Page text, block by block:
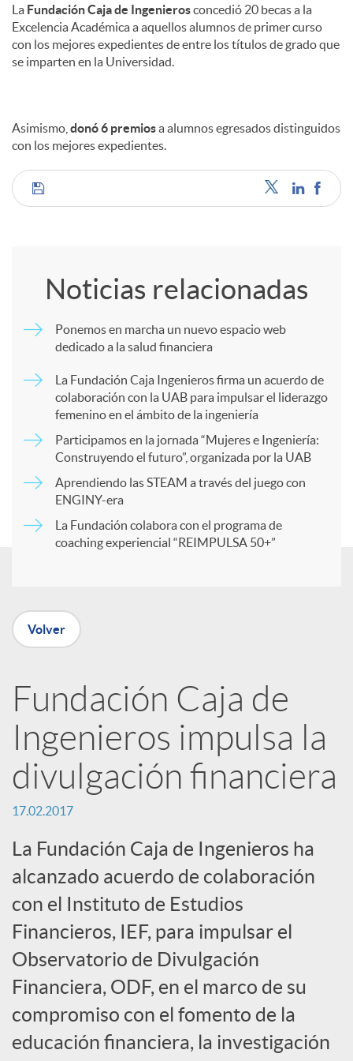
La Fundación Caja de Ingenierosconcedió 20 becas a la
Excelencia Académica a aquellos alumnos de primer curso
con los mejores expedientes de entre los títulos de grado que
se imparten en la Universidad.
Asimismo, donó 6 premiosa alumnos egresados distinguidos
con los mejores expedientes.
C
m
t
r
n
R
e
d
e
s
S
Noticias relacionadas
Ponemos en marcha un nuevo espacio web
dedicado a la salud financiera
La Fundación Caja Ingenieros firma un acuerdo de
colaboración con la UAB para impulsar el liderazgo
femenino en el ámbito de la ingeniería
Participamos en la jornada “Mujeres e Ingeniería:
Construyendo el futuro”, organizada por la UAB
Aprendiendo las STEAM a través del juego con
ENGINY-era
La Fundación colabora con el programa de
coaching experiencial “REIMPULSA 50+”
Volver
Fundación Caja de
Ingenieros impulsa la
divulgación financiera
17.02.2017
La Fundación Caja de Ingenieros ha
alcanzado acuerdo de colaboración
con el Instituto de Estudios
Financieros, IEF, para impulsar el
Observatorio de Divulgación
Financiera, ODF, en el marco de su
compromiso con el fomento de la
educación financiera, la investigación